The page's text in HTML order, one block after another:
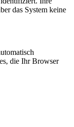
das System keine
die Ihr Browser